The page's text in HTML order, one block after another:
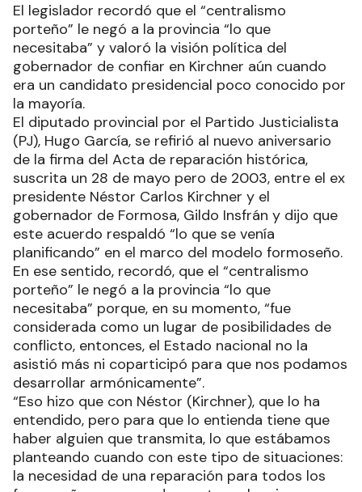
El legislador recordó que el “centralismo
porteño” le negó a la provincia “lo que
necesitaba” y valoró la visión política del
gobernador de confiar en Kirchner aún cuando
era un candidato presidencial poco conocido por
la mayoría.
El diputado provincial por el Partido Justicialista
(PJ), Hugo García, se refirió al nuevo aniversario
de la firma del Acta de reparación histórica,
suscrita un 28 de mayo pero de 2003, entre el ex
presidente Néstor Carlos Kirchner y el
gobernador de Formosa, Gildo Insfrán y dijo que
este acuerdo respaldó “lo que se venía
planificando” en el marco del modelo formoseño.
En ese sentido, recordó, que el “centralismo
porteño” le negó a la provincia “lo que
necesitaba” porque, en su momento, “fue
considerada como un lugar de posibilidades de
conflicto, entonces, el Estado nacional no la
asistió más ni coparticipó para que nos podamos
desarrollar armónicamente”.
“Eso hizo que con Néstor (Kirchner), que lo ha
entendido, pero para que lo entienda tiene que
haber alguien que transmita, lo que estábamos
planteando cuando con este tipo de situaciones:
la necesidad de una reparación para todos los